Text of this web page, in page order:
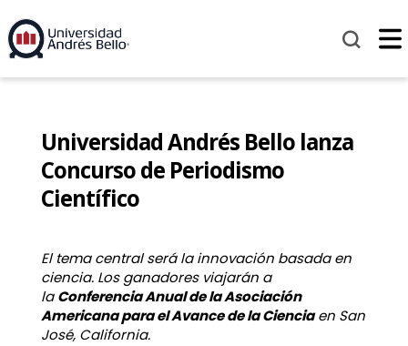
Universidad Andrés Bello lanza
Concurso de Periodismo
Científico
El tema central será la innovación basada en
ciencia. Los ganadores viajarán a
laConferencia Anual de la Asociación
Americana para el Avance de la Cienciaen San
José, California.